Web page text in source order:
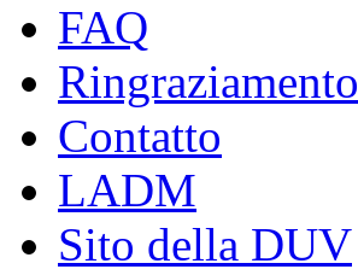
FAQ
Ringraziamento
Contatto
LADM
Sito della DUV